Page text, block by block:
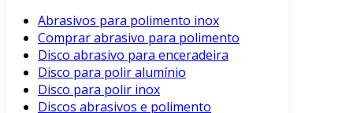
Abrasivos para polimento inox
Comprar abrasivo para polimento
Disco abrasivo para enceradeira
Disco para polir alumínio
Disco para polir inox
Discos abrasivos e polimento